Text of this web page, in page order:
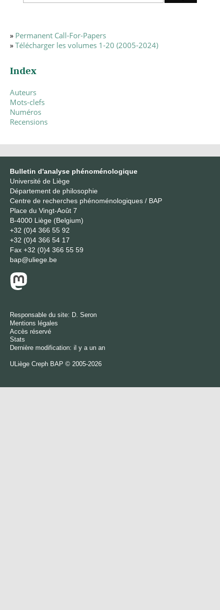
» Permanent Call-For-Papers
» Télécharger les volumes 1-20 (2005-2024)
Index
Auteurs
Mots-clefs
Numéros
Recensions
Bulletin d'analyse phénoménologique
Université de Liège
Département de philosophie
Centre de recherches phénoménologiques / BAP
Place du Vingt-Août 7
B-4000 Liège (Belgium)
+32 (0)4 366 55 92
+32 (0)4 366 54 17
Fax +32 (0)4 366 55 59
bap@uliege.be
Responsable du site: D. Seron
Mentions légales
Accès réservé
Stats
Dernière modification: il y a un an
ULiège Creph BAP © 2005-2026